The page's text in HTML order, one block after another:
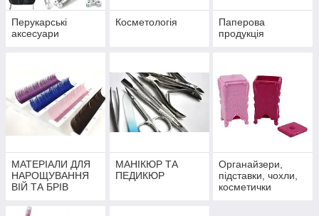
Перукарські
аксесуари
Косметологія
Паперова
продукція
МАТЕРІАЛИ ДЛЯ
НАРОЩУВАННЯ
ВІЙ ТА БРІВ
МАНІКЮР ТА
ПЕДИКЮР
Органайзери,
підставки, чохли,
косметички